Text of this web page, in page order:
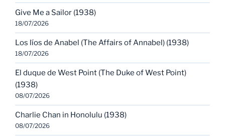
Give Me a Sailor (1938)
18/07/2026
Los líos de Anabel (The Affairs of Annabel) (1938)
18/07/2026
El duque de West Point (The Duke of West Point)
(1938)
08/07/2026
Charlie Chan in Honolulu (1938)
08/07/2026